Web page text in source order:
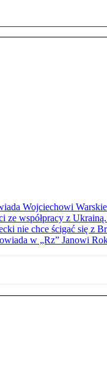
Wojciechowi
ze współpracy z
nie chce ścigać się z
w „Rz” Janowi